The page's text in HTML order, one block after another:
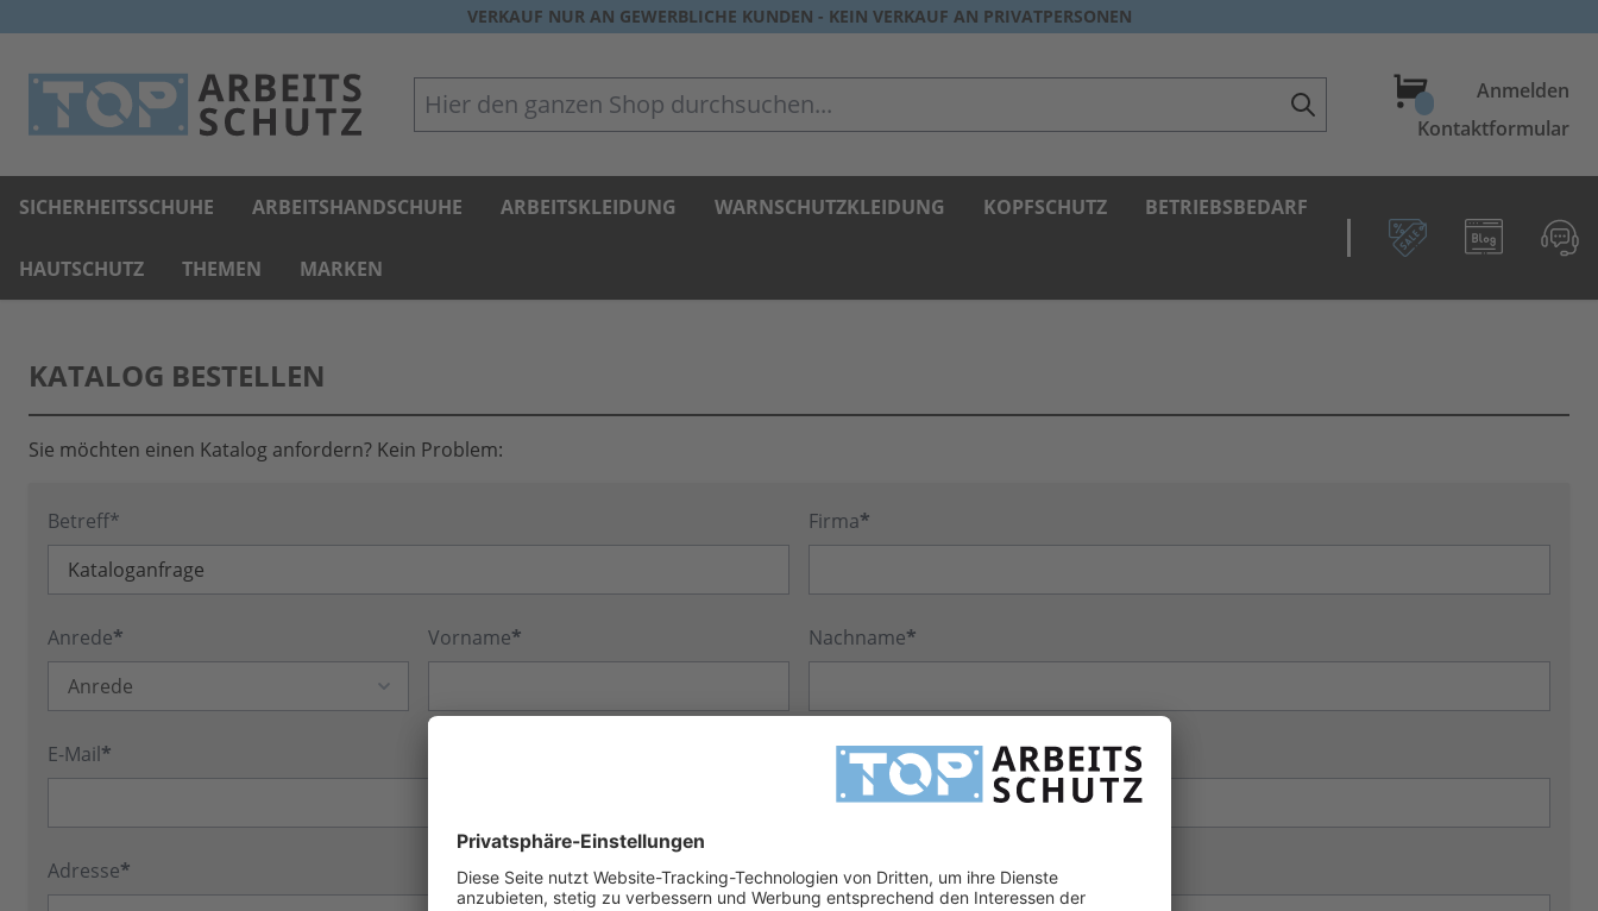
VERKAUF NUR AN GEWERBLICHE KUNDEN - KEIN VERKAUF AN PRIVATPERSONEN
Hier den ganzen Shop durchsuchen... WarenkorbAnmelden
Kontaktformular
SICHERHEITSSCHUHE ARBEITSHANDSCHUHE ARBEITSKLEIDUNG WARNSCHUTZKLEIDUNG KOPFSCHUTZ BETRIEBSBEDARF
HAUTSCHUTZ THEMEN MARKEN
KATALOG BESTELLEN
Sie möchten einen Katalog anfordern? Kein Problem:
Betreff* Firma*
Anrede* Vorname* Nachname*
E-Mail* Telefon*
Adresse* Kommentar